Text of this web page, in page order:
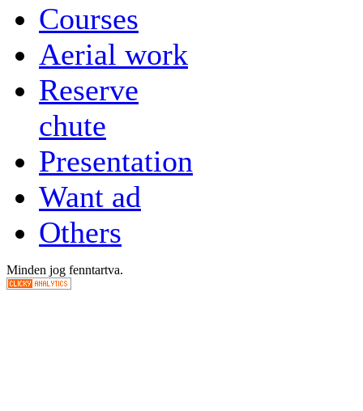
Courses
Aerial work
Reserve
chute
Presentation
Want ad
Others
Minden jog fenntartva.